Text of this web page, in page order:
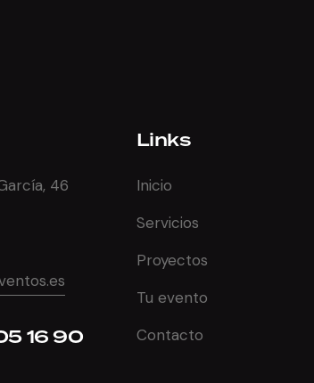
46
16 90
Links
Inicio
Servicios
Proyectos
Tu evento
Contacto